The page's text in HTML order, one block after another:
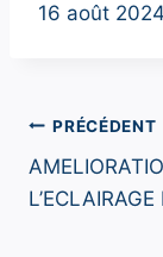
16 août
de
PRÉCÉDENT